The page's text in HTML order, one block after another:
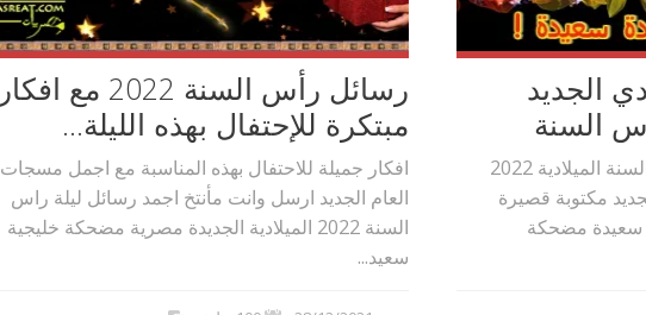
رسائل رأس السنة 2022 مع افكار
مبتكرة للإحتفال بهذه الليلة...
افكار جميلة للاحتفال بهذه المناسبة مع اجمل مسجات
العام الجديد ارسل وانت مأنتخ اجمد رسائل ليلة راس
السنة 2022 الميلادية الجديدة مصرية مضحكة خليجية
سعيد...
الجديد
رسائل تهنئة بمناسبة ليلة رأس السنة الميلادية 2022
مكتوبة قصيرة
سعيدة مضحكة